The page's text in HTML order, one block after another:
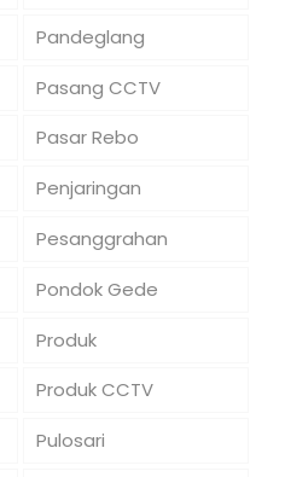
Pandeglang
Pasang CCTV
Pasar Rebo
Penjaringan
Pesanggrahan
Pondok Gede
Produk
Produk CCTV
Pulosari